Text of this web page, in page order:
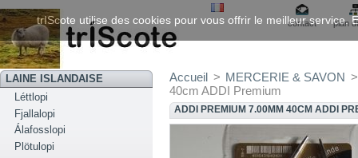
contact plan
LAINE ISLANDAISE
Léttlopi
Fjallalopi
Álafosslopi
Plötulopi
Accueil > MERCERIE & SAVON >
40cm ADDI Premium
ADDI PREMIUM 7.00MM 40CM ADDI
trIScote utilise des cookies pour vous offrir le meilleur